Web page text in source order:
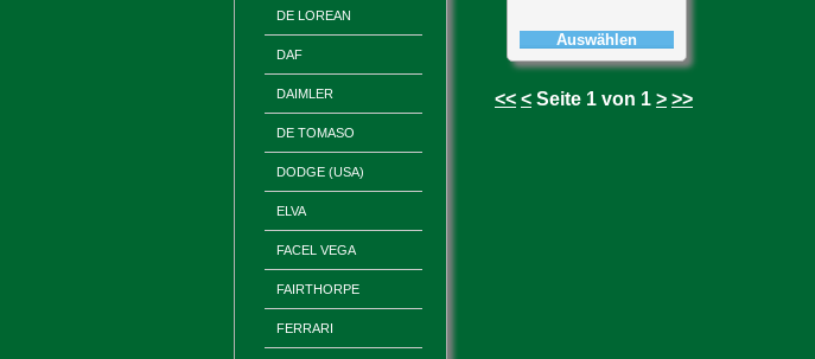
Auswählen
<< < Seite 1 von 1 > >>
DE LOREAN
DAF
DAIMLER
DE TOMASO
DODGE (USA)
ELVA
FACEL VEGA
FAIRTHORPE
FERRARI